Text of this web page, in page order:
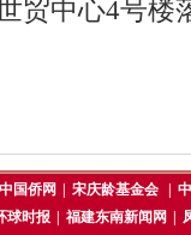
贸中心4号楼
中国侨网 宋庆龄基金会
球时报 福建东南新闻网